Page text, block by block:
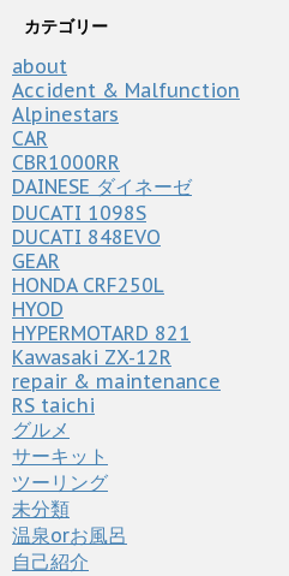
カテゴリー
about
Accident & Malfunction
Alpinestars
CAR
CBR1000RR
DAINESE ダイネーゼ
DUCATI 1098S
DUCATI 848EVO
GEAR
HONDA CRF250L
HYOD
HYPERMOTARD 821
Kawasaki ZX-12R
repair & maintenance
RS taichi
グルメ
サーキット
ツーリング
未分類
温泉orお風呂
自己紹介